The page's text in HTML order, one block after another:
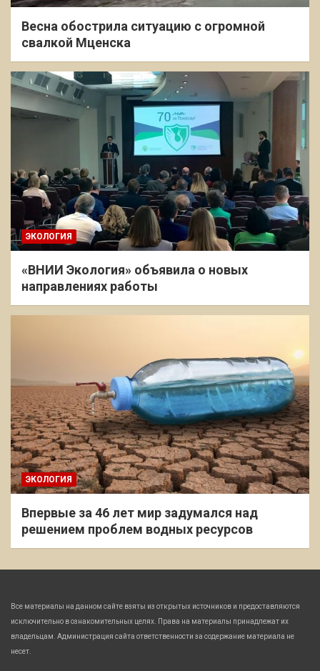
Весна обострила ситуацию с огромной
свалкой Мценска
ЭКОЛОГИЯ
«ВНИИ Экология» объявила о новых
направлениях работы
ЭКОЛОГИЯ
Впервые за 46 лет мир задумался над
решением проблем водных ресурсов
Все материалы на данном сайте взяты из открытых источников и предоставляются
исключительно в ознакомительных целях. Права на материалы принадлежат их
владельцам. Администрация сайта ответственности за содержание материала не
несет.